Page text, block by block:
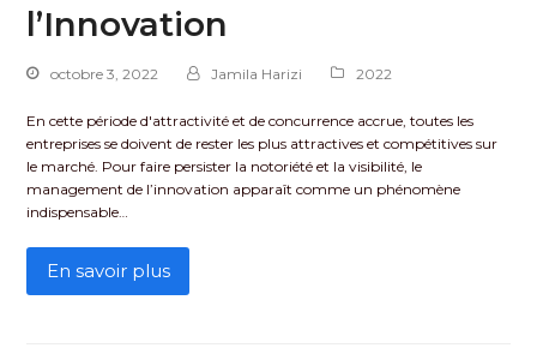
l’Innovation
octobre 3, 2022 Jamila Harizi 2022
En cette période d'attractivité et de concurrence accrue, toutes les
entreprises se doivent de rester les plus attractives et compétitives sur
le marché. Pour faire persister la notoriété et la visibilité, le
management de l’innovation apparaît comme un phénomène
indispensable…
En savoir plus